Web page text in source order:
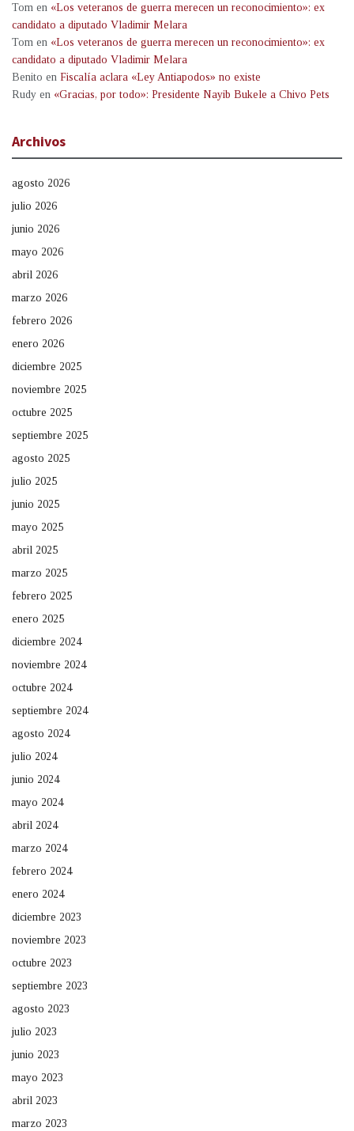
Tom en «Los veteranos de guerra merecen un reconocimiento»: ex
candidato a diputado Vladimir Melara
Tom en «Los veteranos de guerra merecen un reconocimiento»: ex
candidato a diputado Vladimir Melara
Benito en Fiscalía aclara «Ley Antiapodos» no existe
Rudy en «Gracias, por todo»: Presidente Nayib Bukele a Chivo Pets
Archivos
agosto 2026
julio 2026
junio 2026
mayo 2026
abril 2026
marzo 2026
febrero 2026
enero 2026
diciembre 2025
noviembre 2025
octubre 2025
septiembre 2025
agosto 2025
julio 2025
junio 2025
mayo 2025
abril 2025
marzo 2025
febrero 2025
enero 2025
diciembre 2024
noviembre 2024
octubre 2024
septiembre 2024
agosto 2024
julio 2024
junio 2024
mayo 2024
abril 2024
marzo 2024
febrero 2024
enero 2024
diciembre 2023
noviembre 2023
octubre 2023
septiembre 2023
agosto 2023
julio 2023
junio 2023
mayo 2023
abril 2023
marzo 2023